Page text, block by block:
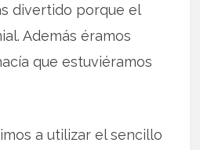
divertido porque el
Además éramos
que estuviéramos
a utilizar el sencillo